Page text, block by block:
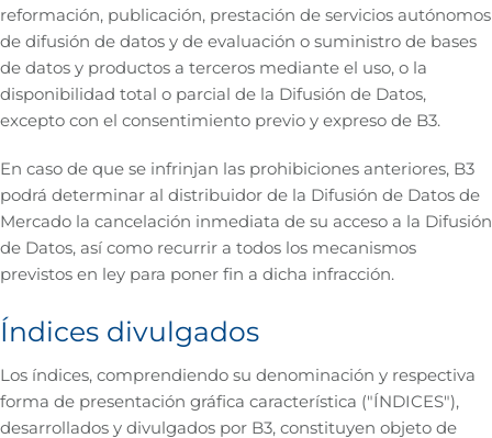
reformación, publicación, prestación de servicios autónomos
de difusión de datos y de evaluación o suministro de bases
de datos y productos a terceros mediante el uso, o la
disponibilidad total o parcial de la Difusión de Datos,
excepto con el consentimiento previo y expreso de B3.
En caso de que se infrinjan las prohibiciones anteriores, B3
podrá determinar al distribuidor de la Difusión de Datos de
Mercado la cancelación inmediata de su acceso a la Difusión
de Datos, así como recurrir a todos los mecanismos
previstos en ley para poner fin a dicha infracción.
Índices divulgados
Los índices, comprendiendo su denominación y respectiva
forma de presentación gráfica característica ("ÍNDICES"),
desarrollados y divulgados por B3, constituyen objeto de